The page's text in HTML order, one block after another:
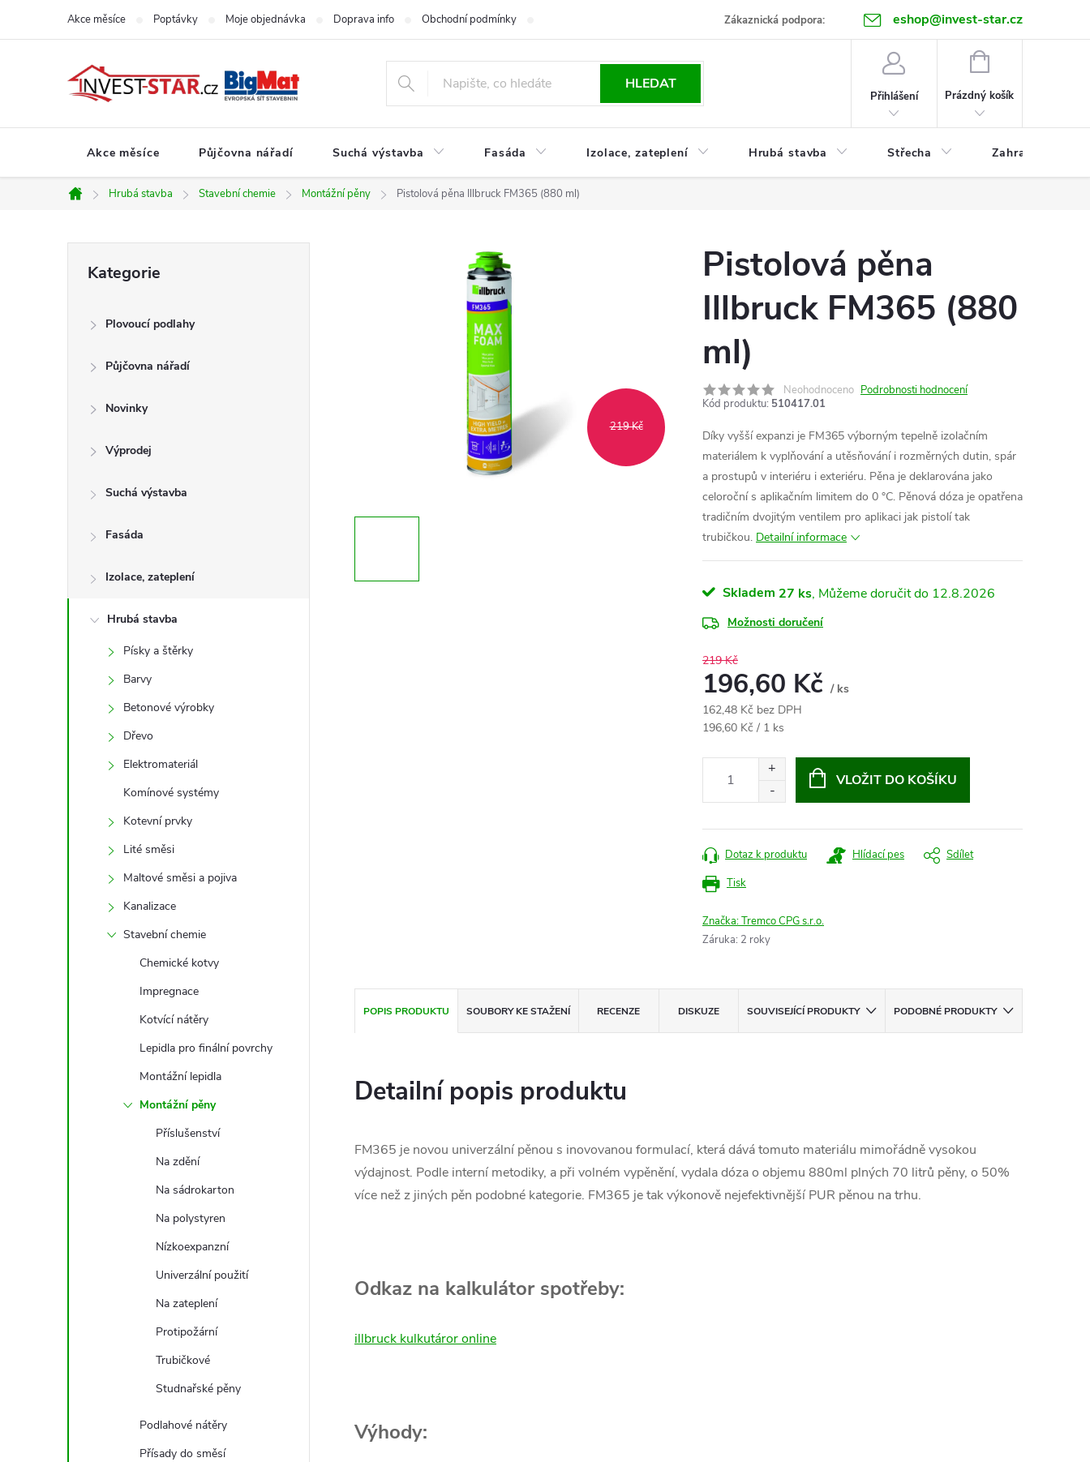
Zákaznická podpora: eshop@invest-star.cz
Akce měsíce Poptávky Moje objednávka Doprava info Obchodní podmínky Kontakt
HLEDAT
Přihlášení
NÁKUPNÍ
Prázdný košík
Akce měsíce Půjčovna nářadí Suchá výstavba Fasáda Izolace, zateplení Hrubá stavba Střecha Zahrada
Domů
Hrubá stavba Stavební chemie Montážní pěny Pistolová pěna Illbruck FM365 (880 ml)
kategorie
Kategorie
Plovoucí podlahy
Půjčovna nářadí
Novinky
Výprodej
Suchá výstavba
Fasáda
Izolace, zateplení
Hrubá stavba
Písky a štěrky
Barvy
Betonové výrobky
Dřevo
Elektromateriál
Komínové systémy
Kotevní prvky
Lité směsi
Maltové směsi a pojiva
Kanalizace
Stavební chemie
Chemické kotvy
Impregnace
Kotvící nátěry
Lepidla pro finální povrchy
Montážní lepidla
Montážní pěny
Příslušenství
Na zdění
Na sádrokarton
Na polystyren
Nízkoexpanzní
Univerzální použití
Na zateplení
Protipožární
Trubičkové
Studnařské pěny
Podlahové nátěry
Přísady do směsí
219 Kč
Pistolová pěna
Illbruck FM365 (880
ml)
Neohodnoceno Podrobnosti hodnocení
Kód produktu: 510417.01
Díky vyšší expanzi je FM365 výborným tepelně izolačním
materiálem k vyplňování a utěsňování i rozměrných dutin, spár
a prostupů v interiéru i exteriéru. Pěna je deklarována jako
celoroční s aplikačním limitem do 0 °C. Pěnová dóza je opatřena
tradičním dvojitým ventilem pro aplikaci jak pistolí tak
trubičkou. Detailní informace
Skladem 27 ks 12.8.2026
Možnosti doručení
219 Kč
196,60 Kč / ks
162,48 Kč bez DPH
Měrná
196,60 Kč / 1 ks
VLOŽIT DO KOŠÍKU
Tisk
Dotaz k produktu Hlídací pes Sdílet
Značka:Tremco CPG s.r.o.
Záruka: 2 roky
POPIS PRODUKTU SOUBORY KE STAŽENÍ RECENZE DISKUZE SOUVISEJÍCÍ PRODUKTY PODOBNÉ PRODUKTY
Detailní popis produktu
FM365 je novou univerzální pěnou s inovovanou formulací, která dává tomuto materiálu mimořádně vysokou
výdajnost. Podle interní metodiky, a při volném vypěnění, vydala dóza o objemu 880ml plných 70 litrů pěny, o 50%
více než z jiných pěn podobné kategorie. FM365 je tak výkonově nejefektivnější PUR pěnou na trhu.
Odkaz na kalkulátor spotřeby:
illbruck kulkutáror online
Výhody: